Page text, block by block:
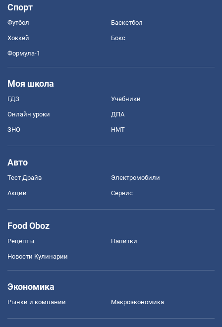
Спорт
Футбол Баскетбол
Хоккей Бокс
Формула-1
Моя школа
ГДЗ Учебники
Онлайн уроки ДПА
ЗНО НМТ
Авто
Тест Драйв Электромобили
Акции Сервис
Food Oboz
Рецепты Напитки
Новости Кулинарии
Экономика
Рынки и компании Mакроэкономика